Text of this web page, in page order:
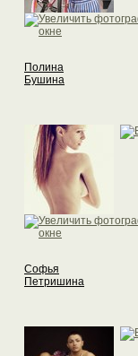
Полина
Бушина
Софья
Петришина